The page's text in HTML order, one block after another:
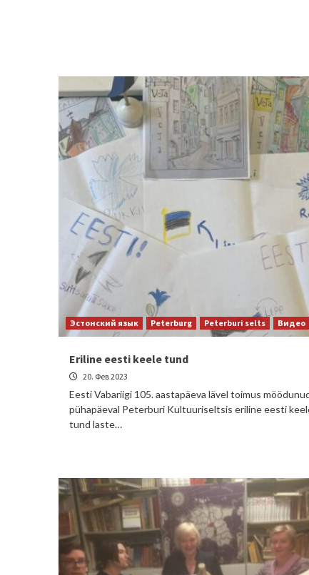
Эстонский язык Peterburg Peterburi selts Видео
Eriline eesti keele tund
20. Фев 2023
Eesti Vabariigi 105. aastapäeva lävel toimus
pühapäeval Peterburi Kultuuriseltsis eriline eesti
tund laste…